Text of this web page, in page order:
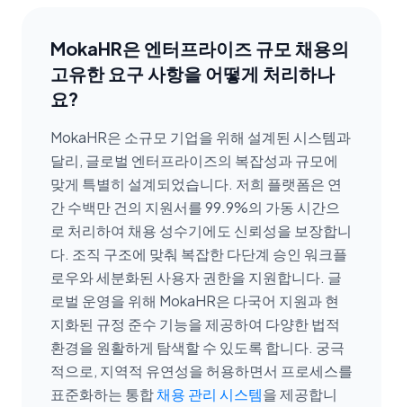
MokaHR은 엔터프라이즈 규모 채용의
고유한 요구 사항을 어떻게 처리하나
요?
MokaHR은 소규모 기업을 위해 설계된 시스템과
달리, 글로벌 엔터프라이즈의 복잡성과 규모에
맞게 특별히 설계되었습니다. 저희 플랫폼은 연
간 수백만 건의 지원서를 99.9%의 가동 시간으
로 처리하여 채용 성수기에도 신뢰성을 보장합니
다. 조직 구조에 맞춰 복잡한 다단계 승인 워크플
로우와 세분화된 사용자 권한을 지원합니다. 글
로벌 운영을 위해 MokaHR은 다국어 지원과 현
지화된 규정 준수 기능을 제공하여 다양한 법적
환경을 원활하게 탐색할 수 있도록 합니다. 궁극
적으로, 지역적 유연성을 허용하면서 프로세스를
표준화하는 통합채용 관리 시스템을 제공합니